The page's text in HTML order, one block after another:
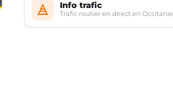
Info trafic
Trafic routier en direct en Occitanie